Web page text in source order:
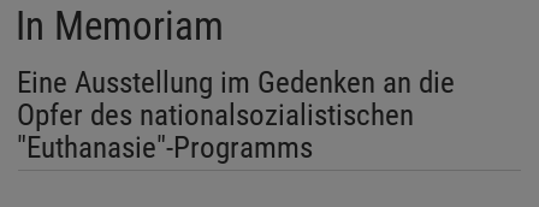
In Memoriam
Eine Ausstellung im Gedenken an die
Opfer des nationalsozialistischen
"Euthanasie"-Programms